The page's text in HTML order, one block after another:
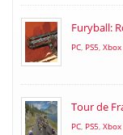
Furyball:
PC, PS5,
Tour de
PC, PS5,